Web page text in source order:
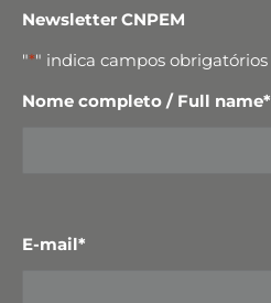
Newsletter CNPEM
"*" indica campos obrigatórios
Nome completo / Full name*
E-mail*